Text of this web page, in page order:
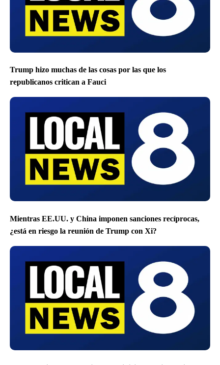
Trump hizo muchas de las cosas por las que los
republicanos critican a Fauci
Mientras EE.UU. y China imponen sanciones recíprocas,
¿está en riesgo la reunión de Trump con Xi?